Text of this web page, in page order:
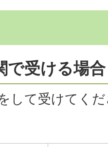
で受ける場合
して受けてく